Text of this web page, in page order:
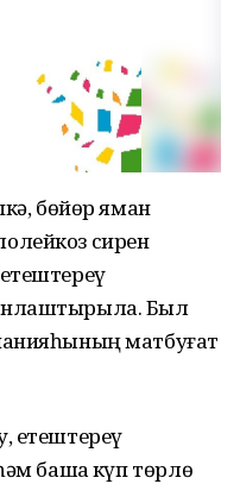
бөйөр яман
сирен
Был
матбуғат
етештереү
башҡа күп төрлө